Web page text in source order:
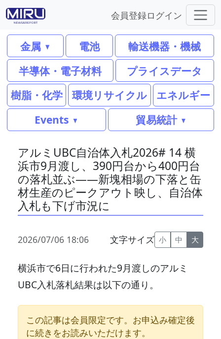
会員登録ログイン
金属 電池
輸送機器・機械
半導体・電子材料
プライスデータ
樹脂・化学
環境リサイクル
エネルギー
Events
貿易統計
アルミUBC自治体入札2026# 14 横
浜市9月渡し、390円台から400円台
の落札並ぶ――新塊相場の下落と缶
材生産のピークアウト映し、自治体
入札も下げ市況に
2026/07/06 18:06 文字サイズ 小 中 大
横浜市で6日に行われた9月渡しのアルミ
UBC入札落札結果は以下の通り。
この記事は会員限定です。お申込み確定後
に続きをお読みいただけます。